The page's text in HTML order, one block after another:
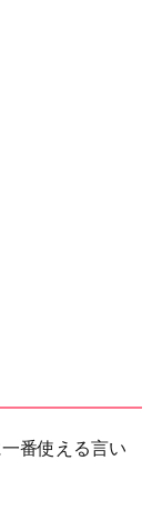
番使える言い